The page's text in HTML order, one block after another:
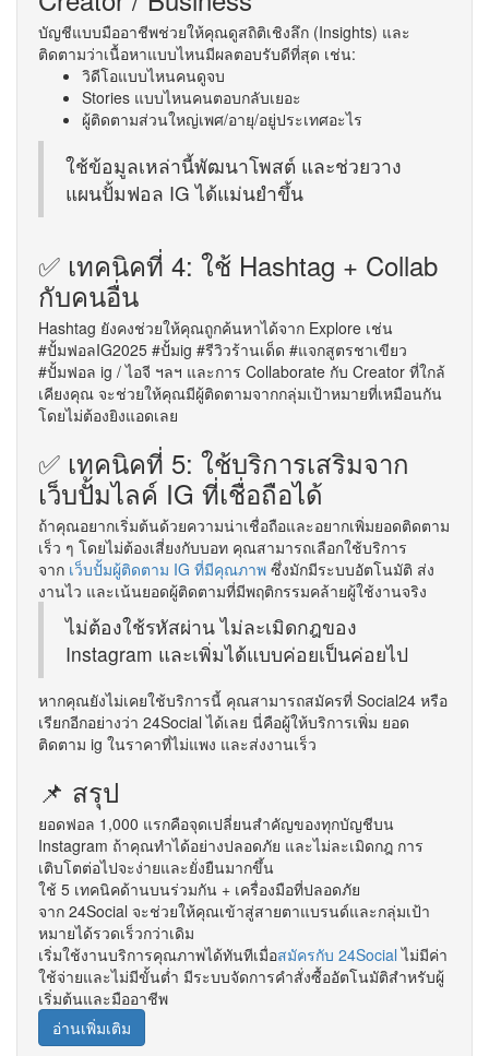
บัญชีแบบมืออาชีพช่วยให้คุณดูสถิติเชิงลึก (Insights) และ
ติดตามว่าเนื้อหาแบบไหนมีผลตอบรับดีที่สุด เช่น:
วิดีโอแบบไหนคนดูจบ
Stories แบบไหนคนตอบกลับเยอะ
ผู้ติดตามส่วนใหญ่เพศ/อายุ/อยู่ประเทศอะไร
ใช้ข้อมูลเหล่านี้พัฒนาโพสต์ และช่วยวาง
แผนปั้มฟอล IG ได้แม่นยำขึ้น
✅ เทคนิคที่ 4: ใช้ Hashtag + Collab
กับคนอื่น
Hashtag ยังคงช่วยให้คุณถูกค้นหาได้จาก Explore เช่น
#ปั้มฟอลIG2025 #ปั้มig #รีวิวร้านเด็ด #แจกสูตรชาเขียว
#ปั้มฟอล ig / ไอจี ฯลฯ และการ Collaborate กับ Creator ที่ใกล้
เคียงคุณ จะช่วยให้คุณมีผู้ติดตามจากกลุ่มเป้าหมายที่เหมือนกัน
โดยไม่ต้องยิงแอดเลย
✅ เทคนิคที่ 5: ใช้บริการเสริมจาก
เว็บปั้มไลค์ IG ที่เชื่อถือได้
ถ้าคุณอยากเริ่มต้นด้วยความน่าเชื่อถือและอยากเพิ่มยอดติดตาม
เร็ว ๆ โดยไม่ต้องเสี่ยงกับบอท คุณสามารถเลือกใช้บริการ
จาก เว็บปั้มผู้ติดตาม IG ที่มีคุณภาพ ซึ่งมักมีระบบอัตโนมัติ ส่ง
งานไว และเน้นยอดผู้ติดตามที่มีพฤติกรรมคล้ายผู้ใช้งานจริง
ไม่ต้องใช้รหัสผ่าน ไม่ละเมิดกฎของ
Instagram และเพิ่มได้แบบค่อยเป็นค่อยไป
หากคุณยังไม่เคยใช้บริการนี้ คุณสามารถสมัครที่ Social24 หรือ
เรียกอีกอย่างว่า 24Social ได้เลย นี่คือผู้ให้บริการเพิ่ม ยอด
ติดตาม ig ในราคาที่ไม่แพง และส่งงานเร็ว
📌 สรุป
ยอดฟอล 1,000 แรกคือจุดเปลี่ยนสำคัญของทุกบัญชีบน
Instagram ถ้าคุณทำได้อย่างปลอดภัย และไม่ละเมิดกฎ การ
เติบโตต่อไปจะง่ายและยั่งยืนมากขึ้น
ใช้ 5 เทคนิคด้านบนร่วมกัน + เครื่องมือที่ปลอดภัย
จาก 24Social จะช่วยให้คุณเข้าสู่สายตาแบรนด์และกลุ่มเป้า
หมายได้รวดเร็วกว่าเดิม
เริ่มใช้งานบริการคุณภาพได้ทันทีเมื่อสมัครกับ 24Social ไม่มีค่า
ใช้จ่ายและไม่มีขั้นต่ำ มีระบบจัดการคำสั่งซื้ออัตโนมัติสำหรับผู้
เริ่มต้นและมืออาชีพ
อ่านเพิ่มเติม